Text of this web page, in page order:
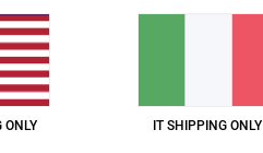
ONLY IT SHIPPING ONLY